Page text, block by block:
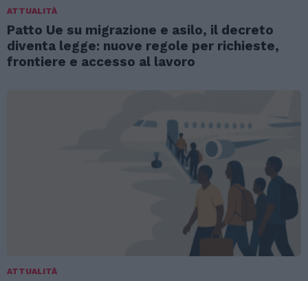
ATTUALITÀ
Patto Ue su migrazione e asilo, il decreto
diventa legge: nuove regole per richieste,
frontiere e accesso al lavoro
ATTUALITÀ